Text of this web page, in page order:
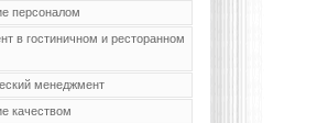
персоналом
в гостиничном и ресторанном
менеджмент
качеством